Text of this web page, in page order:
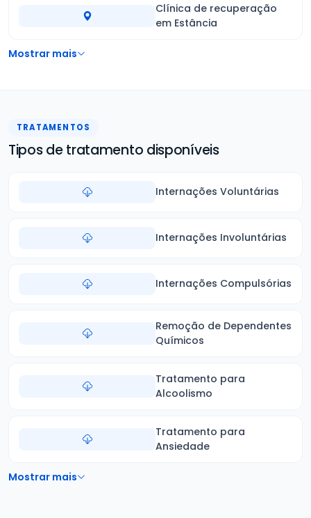
Clínica de recuperação
em Estância
Mostrar mais
TRATAMENTOS
Tipos de tratamento disponíveis
Internações Voluntárias
Internações Involuntárias
Internações Compulsórias
Remoção de Dependentes
Químicos
Tratamento para
Alcoolismo
Tratamento para
Ansiedade
Mostrar mais